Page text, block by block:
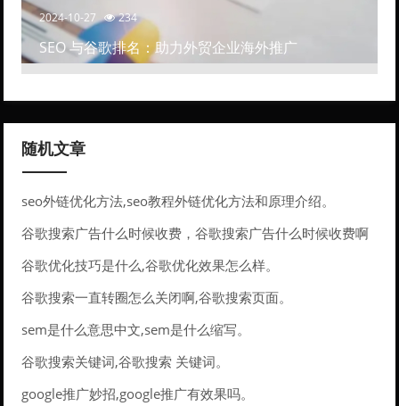
2024-10-27 234
SEO 与谷歌排名：助力外贸企业海外推广
随机文章
seo外链优化方法,seo教程外链优化方法和原理介绍。
谷歌搜索广告什么时候收费，谷歌搜索广告什么时候收费啊
谷歌优化技巧是什么,谷歌优化效果怎么样。
谷歌搜索一直转圈怎么关闭啊,谷歌搜索页面。
sem是什么意思中文,sem是什么缩写。
谷歌搜索关键词,谷歌搜索 关键词。
google推广妙招,google推广有效果吗。